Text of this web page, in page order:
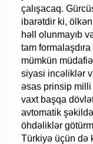
çalışacaq.
ibarətdir ki,
həll olunmayıb
tam
mümkün
siyasi incəliklər
əsas prinsip milli
vaxt başqa
avtomatik
öhdəliklər
Türkiyə üçün də